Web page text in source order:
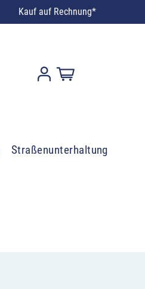
Kauf auf Rechnung*
Straßenunterhaltung